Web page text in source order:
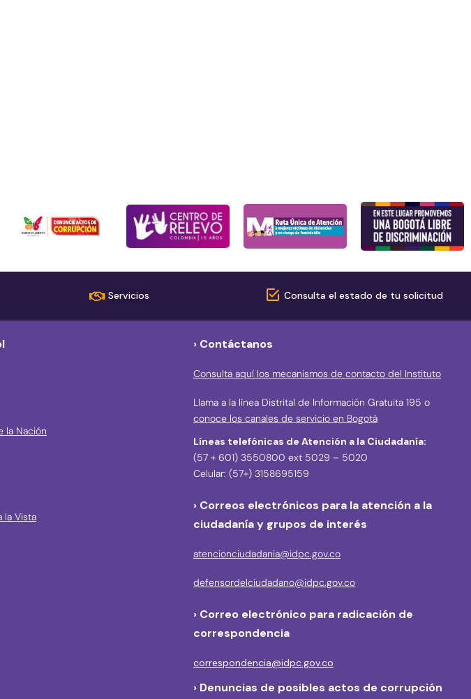
Servicios Consulta el estado de tu solicitud
la Nación
la Vista
› Contáctanos
Consulta aquí los mecanismos de contacto del Instituto
Llama a la línea Distrital de Información Gratuita 195 o
conoce los canales de servicio en Bogotá
Líneas telefónicas de Atención a la Ciudadanía:
(57 + 601) 3550800 ext 5029 – 5020
Celular: (57+) 3158695159
› Correos electrónicos para la atención a la
ciudadanía y grupos de interés
atencionciudadania@idpc.gov.co
defensordelciudadano@idpc.gov.co
› Correo electrónico para radicación de
correspondencia
correspondencia@idpc.gov.co
› Denuncias de posibles actos de corrupción